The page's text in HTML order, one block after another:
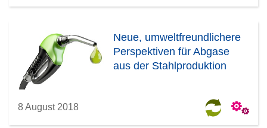
Neue, umweltfreundlichere
Perspektiven für Abgase
aus der Stahlproduktion
8 August 2018